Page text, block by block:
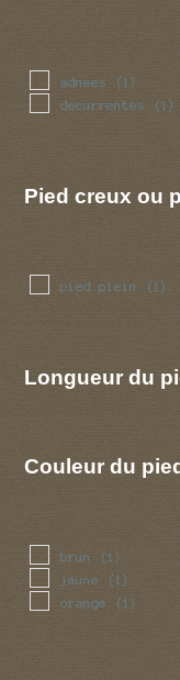
adnees (1)
decurrentes (1)
Pied creux ou
pied plein (1)
Longueur du
Couleur du
brun (1)
jaune (1)
orange (1)